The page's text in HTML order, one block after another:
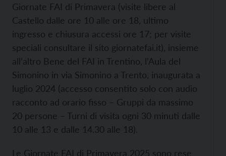
Giornate FAI di Primavera (visite libere al
Castello dalle ore 10 alle ore 18, ultimo
ingresso e chiusura accessi ore 17; per visite
speciali consultare il sito giornatefai.it), insieme
all’altro Bene del FAI in Trentino, l’Aula del
Simonino in via Simonino a Trento, inaugurata a
luglio 2024 (accesso consentito solo con audio
racconto ad orario fisso – Gruppi da massimo
20 persone – Turni di visita ogni 30 minuti dalle
10 alle 13 e dalle 14.30 alle 18).
Le Giornate FAI di Primavera 2025 sono rese